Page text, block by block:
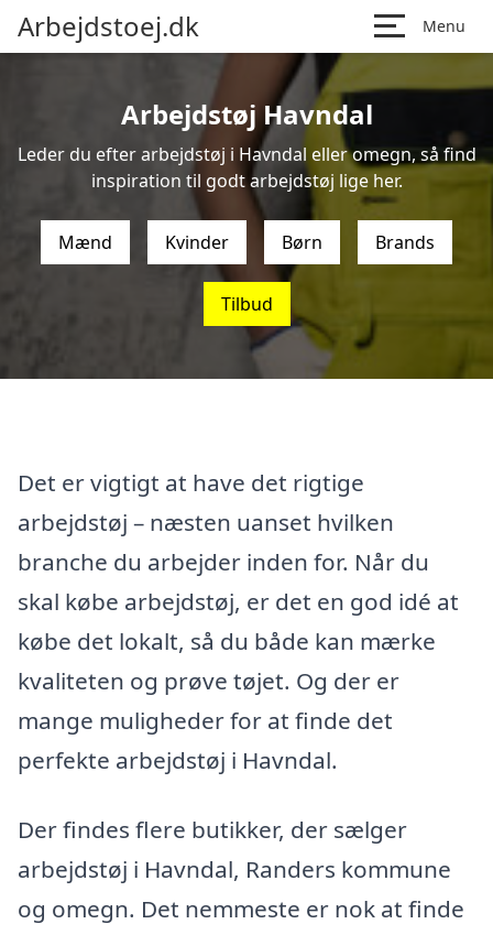
Arbejdstoej.dk Menu
Arbejdstøj Havndal
Leder du efter arbejdstøj i Havndal eller omegn, så find
inspiration til godt arbejdstøj lige her.
Mænd Kvinder Børn Brands
Tilbud
Det er vigtigt at have det rigtige
arbejdstøj – næsten uanset hvilken
branche du arbejder inden for. Når du
skal købe arbejdstøj, er det en god idé at
købe det lokalt, så du både kan mærke
kvaliteten og prøve tøjet. Og der er
mange muligheder for at finde det
perfekte arbejdstøj i Havndal.
Der findes flere butikker, der sælger
arbejdstøj i Havndal, Randers kommune
og omegn. Det nemmeste er nok at finde